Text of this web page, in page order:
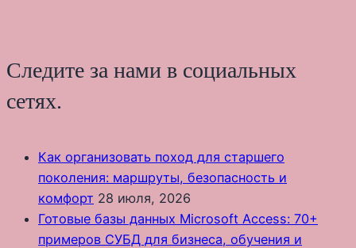
Следите за нами в социальных
сетях.
Как организовать поход для старшего
поколения: маршруты, безопасность и
комфорт 28 июля, 2026
Готовые базы данных Microsoft Access: 70+
примеров СУБД для бизнеса, обучения и